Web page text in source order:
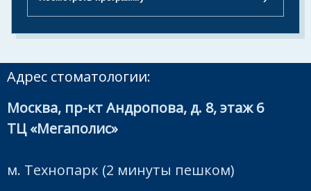
Адрес стоматологии:
Москва, пр-кт Андропова, д. 8, этаж 6
ТЦ «Мегаполис»
м. Технопарк (2 минуты пешком)